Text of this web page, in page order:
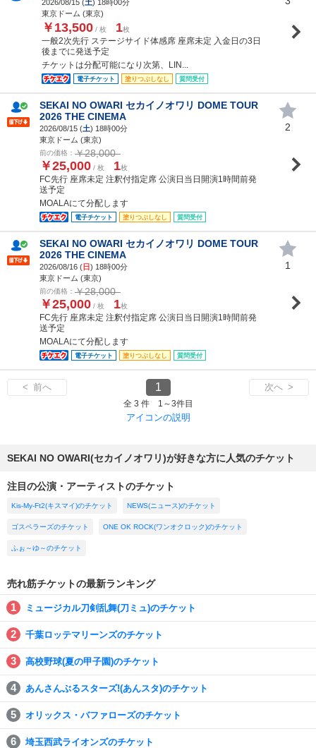
2026/08/15 (土) 18時00分
東京ドーム (東京)
￥13,500 / 枚 1枚
一般2次先行 ステージサイド体感席 座席未定 入金日の3日
後までに発送予定
チケットは分配可能になり次第、LIN...
電子チケット 塗りつぶしなし 質問受付
SEKAI NO OWARI セカイノオワリ DOME TOUR
2026 THE CINEMA
2026/08/15 (土) 18時00分
東京ドーム (東京)
前の価格： ￥28,000
￥25,000 / 枚 1枚
FC先行 座席未定 注釈付指定席 公演日当日開演1時間前発
送予定
MOALAにて分配します
電子チケット 塗りつぶしなし 質問受付
2
SEKAI NO OWARI セカイノオワリ DOME TOUR
2026 THE CINEMA
2026/08/16 (日) 18時00分
東京ドーム (東京)
前の価格： ￥28,000
￥25,000 / 枚 1枚
FC先行 座席未定 注釈付指定席 公演日当日開演1時間前発
送予定
MOALAにて分配します
電子チケット 塗りつぶしなし 質問受付
1
< 前へ 1 次へ >
全 3 件 1～3件目
アイコンの説明
SEKAI NO OWARI(セカイノオワリ)が好きな方に人気のチケット
注目の公演・アーティストのチケット
Kis-My-Ft2(キスマイ)のチケット NEWS(ニュース)のチケット
ゴスペラーズのチケット ONE OK ROCK(ワンオクロック)のチケット
ふぉ～ゆ～のチケット
売れ筋チケットの最新ランキング
ミュージカル刀剣乱舞(刀ミュ)のチケット
千葉ロッテマリーンズのチケット
高校野球(夏の甲子園)のチケット
あんさんぶるスターズ!(あんスタ)のチケット
オリックス・バファローズのチケット
埼玉西武ライオンズのチケット